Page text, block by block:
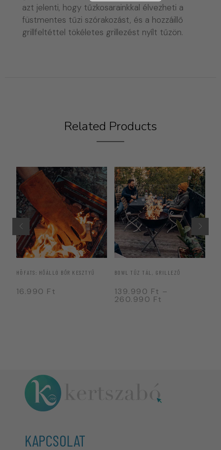
azt jelenti, hogy tűzkosarainkkal élvezheti a
füstmentes tűzi szórakozást, és a hozzáillő
grillfeltéttel tökéletes grillezést nyílt tűzön.
Related Products
HÖFATS: HŐÁLLÓ BŐR KESZTYŰ
16.990 Ft
BOWL TŰZ TÁL, GRILLEZŐ
139.990 Ft –
260.990 Ft
KAPCSOLAT